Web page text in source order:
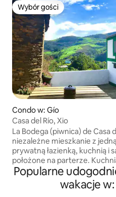
Wybór gości
Wybór gości
Condo w: Gío
Casa del Río, Xio
La Bodega (piwnica) de Casa
niezależne mieszkanie z
prywatną łazienką, kuchnią i
położone na parterze.
wyposażona tak, aby można
przygotować proste posiłki
piekarnika ani kuchenki
Popularne
wakacje